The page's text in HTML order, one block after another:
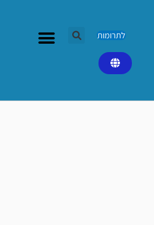
לתרומות